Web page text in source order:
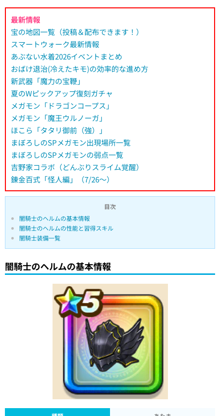
最新情報
宝の地図一覧（投稿＆配布できます！）
スマートウォーク最新情報
あぶない水着2026イベントまとめ
おばけ退治(冷えたキモ)の効率的な進め方
新武器「魔力の宝鞭」
夏のWピックアップ復刻ガチャ
メガモン「ドラゴンコープス」
メガモン「魔王ウルノーガ」
ほこら「タタリ御前（強）」
まぼろしのSPメガモン出現場所一覧
まぼろしのSPメガモンの弱点一覧
吉野家コラボ（どんぶりスライム覚醒）
錬金百式「怪人編」（7/26～）
目次
闇騎士のヘルムの基本情報
闇騎士のヘルムの性能と習得スキル
闇騎士装備一覧
闇騎士のヘルムの基本情報